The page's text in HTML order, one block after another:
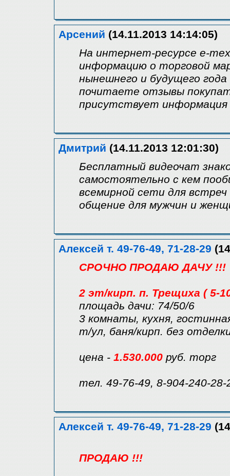
Арсений (14.11.2013 14:14:05)
На интернет-ресурсе e-
информацию о торговой
нынешнего и будущего
почитаете отзывы
присутствует информация
Дмитрий (14.11.2013 12:01:30)
Бесплатный видеочат
самостоятельно с кем
всемирной сети для
общение для мужчин и
Алексей т. 49-76-49, 71-28-29
СРОЧНО ПРОДАЮ ДАЧУ !!!
2 эт/кирп. п. Трещиха ( 5-
площадь дачи: 74/50/6
3 комнаты, кухня,
т/ул, баня/кирп. без
цена - 1.530.000 руб. торг
тел. 49-76-49, 8-904-240-28-
Алексей т. 49-76-49, 71-28-29
ПРОДАЮ !!!